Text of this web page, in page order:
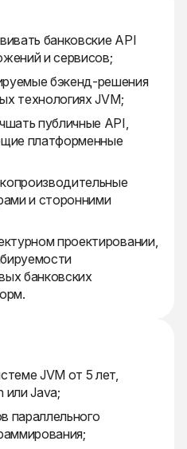
банковские API
и сервисов;
бэкенд-решения
технологиях JVM;
публичные API,
платформенные
и сторонними
проектировании,
банковских
JVM от 5 лет,
или Java;
параллельного